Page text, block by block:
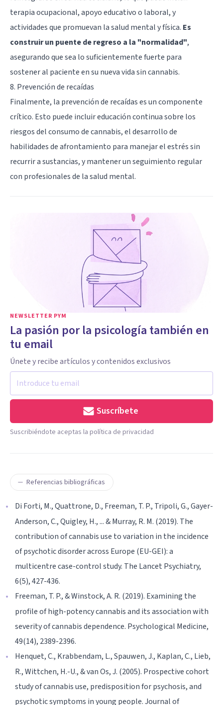
terapia ocupacional, apoyo educativo o laboral, y
actividades que promuevan la salud mental y física. Es
construir un puente de regreso a la "normalidad",
asegurando que sea lo suficientemente fuerte para
sostener al paciente en su nueva vida sin cannabis.
8. Prevención de recaídas
Finalmente, la prevención de recaídas es un componente
crítico. Esto puede incluir educación continua sobre los
riesgos del consumo de cannabis, el desarrollo de
habilidades de afrontamiento para manejar el estrés sin
recurrir a sustancias, y mantener un seguimiento regular
con profesionales de la salud mental.
NEWSLETTER PYM
La pasión por la psicología también en
tu email
Únete y recibe artículos y contenidos exclusivos
Suscríbete
Suscribiéndote aceptas la política de privacidad
Referencias bibliográficas
Di Forti, M., Quattrone, D., Freeman, T. P., Tripoli, G., Gayer-
Anderson, C., Quigley, H., ... & Murray, R. M. (2019). The
contribution of cannabis use to variation in the incidence
of psychotic disorder across Europe (EU-GEI): a
multicentre case-control study. The Lancet Psychiatry,
6(5), 427-436.
Freeman, T. P., & Winstock, A. R. (2019). Examining the
profile of high-potency cannabis and its association with
severity of cannabis dependence. Psychological Medicine,
49(14), 2389-2396.
Henquet, C., Krabbendam, L., Spauwen, J., Kaplan, C., Lieb,
R., Wittchen, H.-U., & van Os, J. (2005). Prospective cohort
study of cannabis use, predisposition for psychosis, and
psychotic symptoms in young people. Journal of